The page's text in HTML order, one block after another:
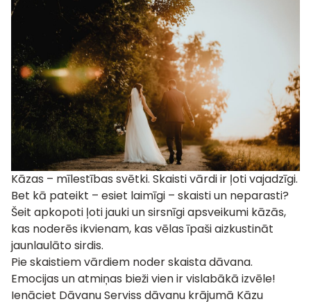
Kāzas – mīlestības svētki. Skaisti vārdi ir ļoti vajadzīgi.
Bet kā pateikt – esiet laimīgi – skaisti un neparasti?
Šeit apkopoti ļoti jauki un sirsnīgi apsveikumi kāzās,
kas noderēs ikvienam, kas vēlas īpaši aizkustināt
jaunlaulāto sirdis.
Pie skaistiem vārdiem noder skaista dāvana.
Emocijas un atmiņas bieži vien ir vislabākā izvēle!
Ienāciet Dāvanu Serviss dāvanu krājumā Kāzu